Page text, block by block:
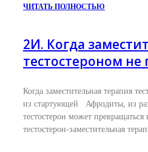
ЧИТАТЬ ПОЛНОСТЬЮ
2И. Когда
тестостероном не
Когда заместительная терапия
из стартующей Афродиты, из
тестостерон может
тестостерон-заместительная